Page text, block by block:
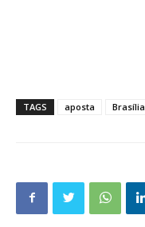
TAGS aposta Brasília